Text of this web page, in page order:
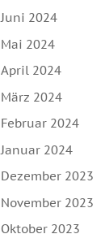
Juni 2024
Mai 2024
April 2024
März 2024
Februar 2024
Januar 2024
Dezember 2023
November 2023
Oktober 2023